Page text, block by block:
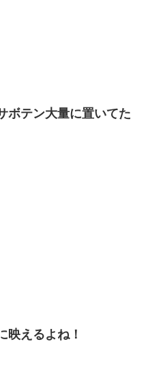
ボテン大量に置いてた
映えるよね！